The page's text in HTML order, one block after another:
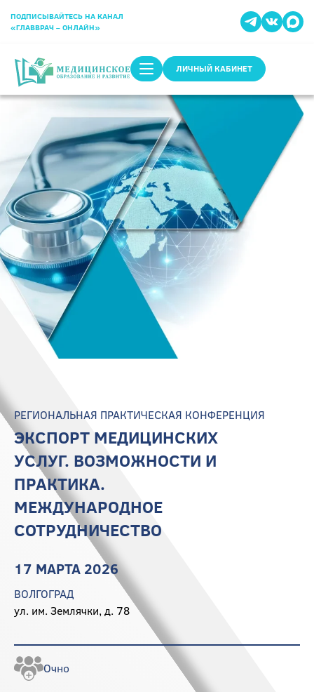
ПОДПИСЫВАЙТЕСЬ НА КАНАЛ
«ГЛАВВРАЧ – ОНЛАЙН»
ЛИЧНЫЙ КАБИНЕТ
РЕГИОНАЛЬНАЯ ПРАКТИЧЕСКАЯ КОНФЕРЕНЦИЯ
ЭКСПОРТ МЕДИЦИНСКИХ
УСЛУГ. ВОЗМОЖНОСТИ И
ПРАКТИКА.
МЕЖДУНАРОДНОЕ
СОТРУДНИЧЕСТВО
17 МАРТА 2026
ВОЛГОГРАД
ул. им. Землячки, д. 78
Очно